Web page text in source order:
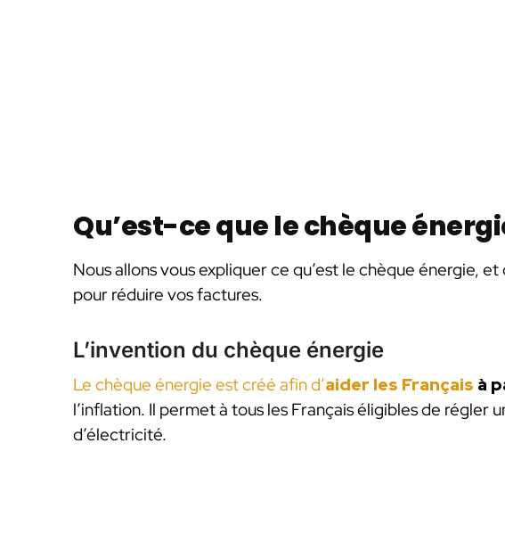
Qu’est-ce que le chèque
Nous allons vous expliquer ce qu’est le chèque énergie,
pour réduire vos factures.
L’invention du chèque énergie
Le chèque énergie est créé afin d’aider les Français à
l’inflation. Il permet à tous les Français éligibles de régler
d’électricité.